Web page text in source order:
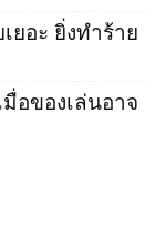
ยอะ ยิ่งทำร้าย
มื่อของเล่นอาจ